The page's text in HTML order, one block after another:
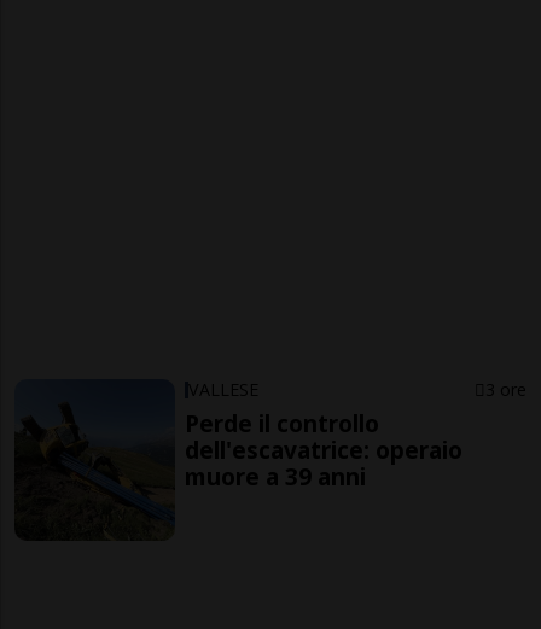
VALLESE 3 ore
Perde il controllo
dell'escavatrice: operaio
muore a 39 anni